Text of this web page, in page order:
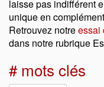
laisse pas indifférent
unique en
Retrouvez notreessai
dans notre rubrique
# mots clés